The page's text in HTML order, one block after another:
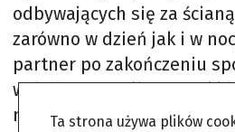
odbywających się za
zarówno w dzień jak i w
partner po zakończeniu
wsiadał na swój motocykl i
nieznanym kierunku.
Ta strona używa plików